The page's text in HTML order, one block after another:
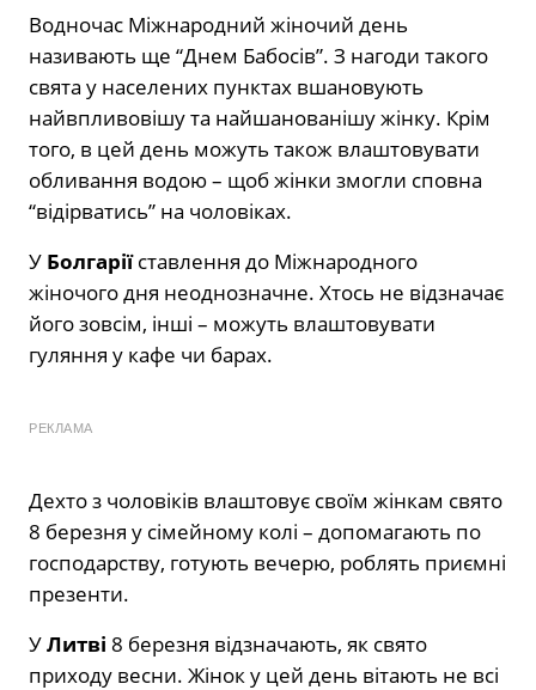
Водночас Міжнародний жіночий день
називають ще “Днем Бабосів”. З нагоди такого
свята у населених пунктах вшановують
найвпливовішу та найшанованішу жінку. Крім
того, в цей день можуть також влаштовувати
обливання водою – щоб жінки змогли сповна
“відірватись” на чоловіках.
У Болгаріїставлення до Міжнародного
жіночого дня неоднозначне. Хтось не відзначає
його зовсім, інші – можуть влаштовувати
гуляння у кафе чи барах.
РЕКЛАМА
Дехто з чоловіків влаштовує своїм жінкам свято
8 березня у сімейному колі – допомагають по
господарству, готують вечерю, роблять приємні
презенти.
УЛитві 8 березня відзначають, як свято
приходу весни. Жінок у цей день вітають не всі